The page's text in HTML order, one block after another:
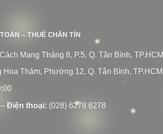
– THUẾ CHÂN TÍN
Mạng Tháng 8, P.5, Q. Tân Bình, TP.HCM
Hoa Thám, Phường 12, Q. Tân Bình, TP.HCM
–Điện thoại: (028) 6278 6278